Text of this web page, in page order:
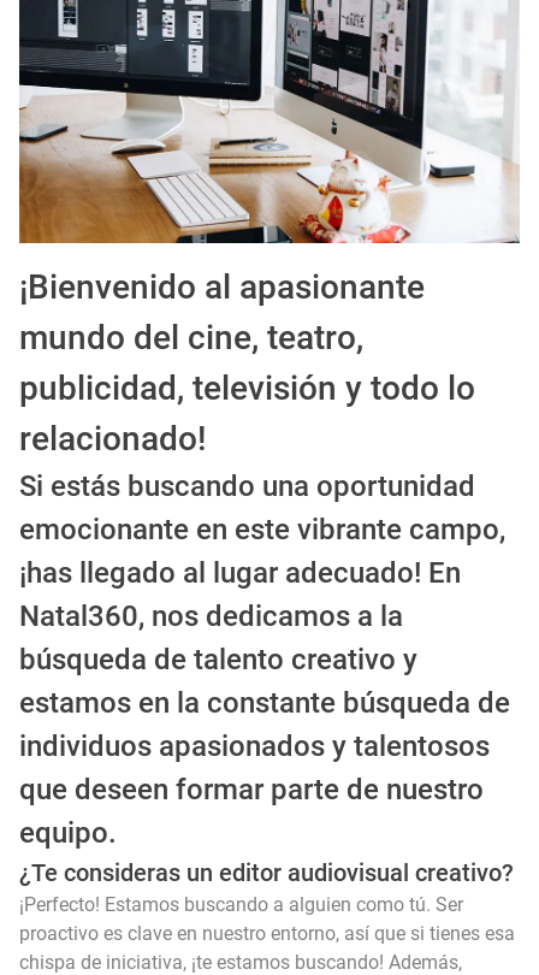
¡Bienvenido al apasionante
mundo del cine, teatro,
publicidad, televisión y todo lo
relacionado!
Si estás buscando una oportunidad
emocionante en este vibrante campo,
¡has llegado al lugar adecuado! En
Natal360, nos dedicamos a la
búsqueda de talento creativo y
estamos en la constante búsqueda de
individuos apasionados y talentosos
que deseen formar parte de nuestro
equipo.
¿Te consideras un editor audiovisual creativo?
¡Perfecto! Estamos buscando a alguien como tú. Ser
proactivo es clave en nuestro entorno, así que si tienes esa
chispa de iniciativa, ¡te estamos buscando! Además,